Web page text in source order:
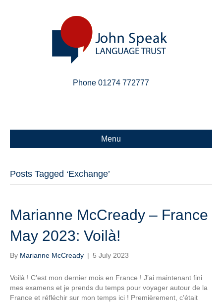
Phone 01274 772777
Menu
Posts Tagged ‘Exchange’
Marianne McCready – France
May 2023: Voilà!
By Marianne McCready | 5 July 2023
Voilà ! C’est mon dernier mois en France ! J’ai maintenant fini
mes examens et je prends du temps pour voyager autour de la
France et réfléchir sur mon temps ici ! Premièrement, c’était